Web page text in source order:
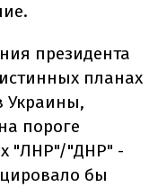
президента
планах
Украины,
пороге
"ЛНР"/"ДНР" -
бы